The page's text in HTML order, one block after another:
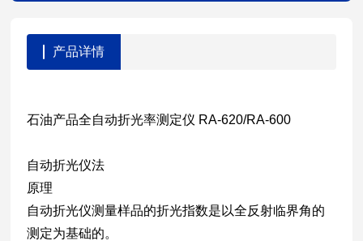
产品详情
石油产品全自动折光率测定仪 RA-620/RA-600
自动折光仪法
原理
自动折光仪测量样品的折光指数是以全反射临界角的
测定为基础的。